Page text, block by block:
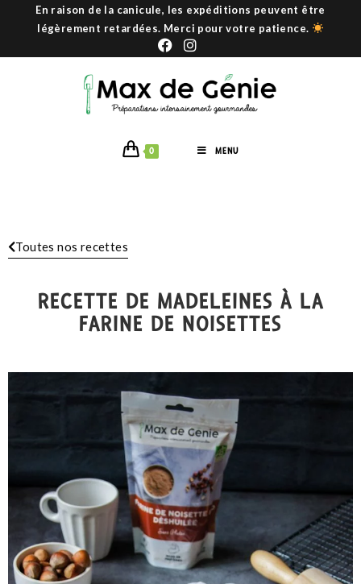
En raison de la canicule, les expéditions peuvent être
légèrement retardées. Merci pour votre patience.
0 MENU
Toutes nos recettes
RECETTE DE MADELEINES À LA
FARINE DE NOISETTES